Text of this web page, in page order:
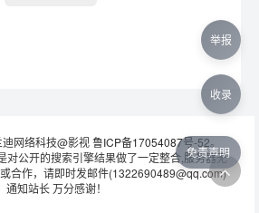
网络科技@影视鲁ICP备17054087号-52。
对公开的搜索引擎结果做了一定整合,服务器无
合作，请即时发邮件(1322690489@qq.com)
通知站长 万分感谢！
免责声明
举报
收录